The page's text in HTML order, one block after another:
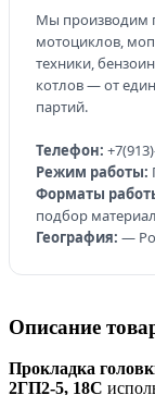
Мы производим
мотоциклов,
техники,
котлов — от
партий.
Телефон:
Режим работы:
Форматы
подбор
География: —
Описание
Прокладка
2ГП2-5, 18С